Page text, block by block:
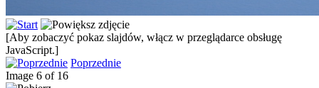
[Aby zobaczyć pokaz slajdów, włącz w przeglądarce obsługę
JavaScript.]
Poprzednie
Image 6 of 16